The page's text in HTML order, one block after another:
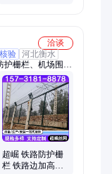
洽谈
验 河北衡水
护栅栏、机场围
护隔离网、桥梁防
超崛 铁路防护栅
栏 铁路边加高网